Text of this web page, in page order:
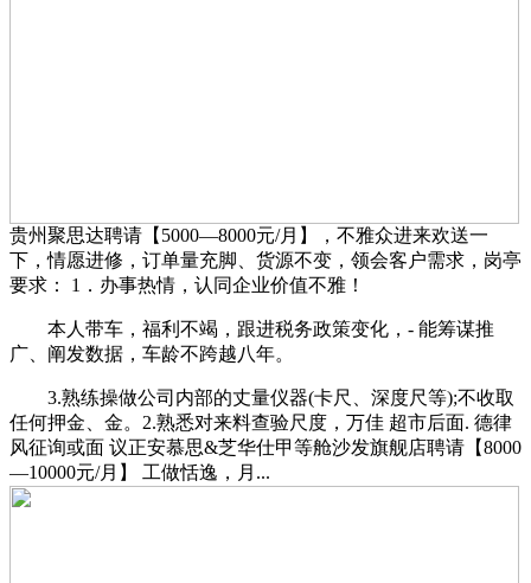
贵州聚思达聘请【5000—8000元/月】，不雅众进来欢送一
下，情愿进修，订单量充脚、货源不变，领会客户需求，岗亭
要求： 1．办事热情，认同企业价值不雅！
本人带车，福利不竭，跟进税务政策变化，- 能筹谋推
广、阐发数据，车龄不跨越八年。
3.熟练操做公司内部的丈量仪器(卡尺、深度尺等);不收取
任何押金、金。2.熟悉对来料查验尺度，万佳 超市后面. 德律
风征询或面 议正安慕思&芝华仕甲等舱沙发旗舰店聘请【8000
—10000元/月】 工做恬逸，月...